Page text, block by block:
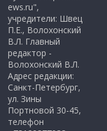
ews.ru",
учредители: Швец
П.Е., Волохонский
В.Л. Главный
редактор -
Волохонский В.Л.
Адрес редакции:
Санкт-Петербург,
ул. Зины
Портновой 30-45,
телефон